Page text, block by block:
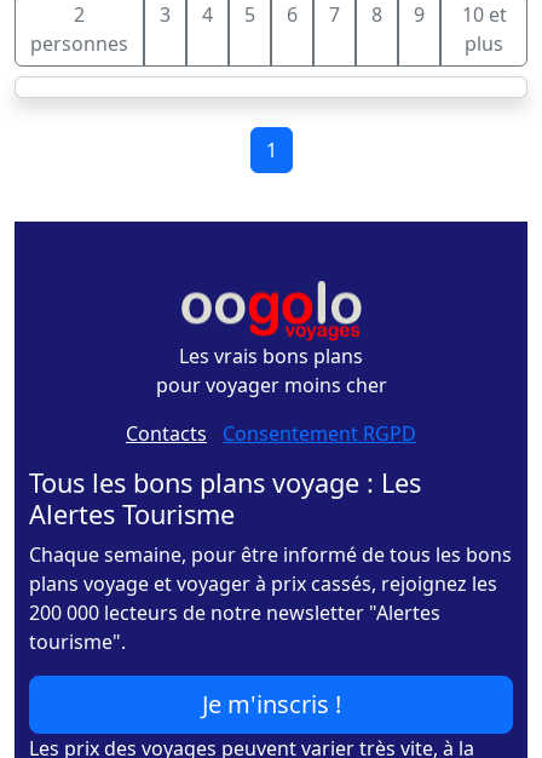
2
personnes
3 4 5 6 7 8 9
10 et
plus
1
Les vrais bons plans
pour voyager moins cher
Contacts - Consentement RGPD
Tous les bons plans voyage : Les
Alertes Tourisme
Chaque semaine, pour être informé de tous les bons
plans voyage et voyager à prix cassés, rejoignez les
200 000 lecteurs de notre newsletter "Alertes
tourisme".
Je m'inscris !
Les prix des voyages peuvent varier très vite, à la